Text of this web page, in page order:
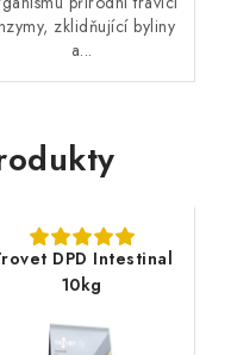
zklidňující byliny
a...
DPD Intestinal
10kg